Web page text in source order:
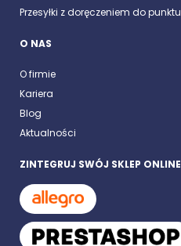
Przesyłki z doręczeniem do punktu
O NAS
O firmie
Kariera
Blog
Aktualności
ZINTEGRUJ SWÓJ SKLEP ONLINE